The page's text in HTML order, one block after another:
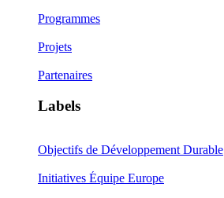
Programmes
Projets
Partenaires
Labels
Objectifs de Développement Durable
Initiatives Équipe Europe